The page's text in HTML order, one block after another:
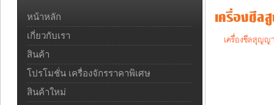
เครื่องซีลสู
เครื่องซีลสุญญา
หน้าหลัก
เกี่ยวกับเรา
สินค้า
โปรโมชั่น เครื่องจักรราคาพิเศษ
สินค้าใหม่